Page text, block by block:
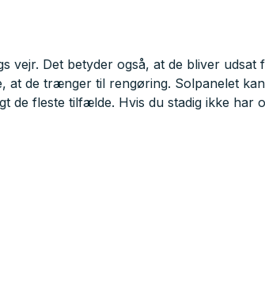
vejr. Det betyder også, at de bliver
de trænger til rengøring. Solpanelet
de fleste tilfælde. Hvis du stadig ikke